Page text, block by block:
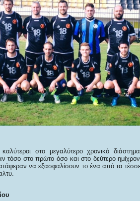
στο μεγαλύτερο χρονικό
τόσο στο πρώτο όσο και στο δεύτερο
να εξασφαλίσουν το ένα από τα